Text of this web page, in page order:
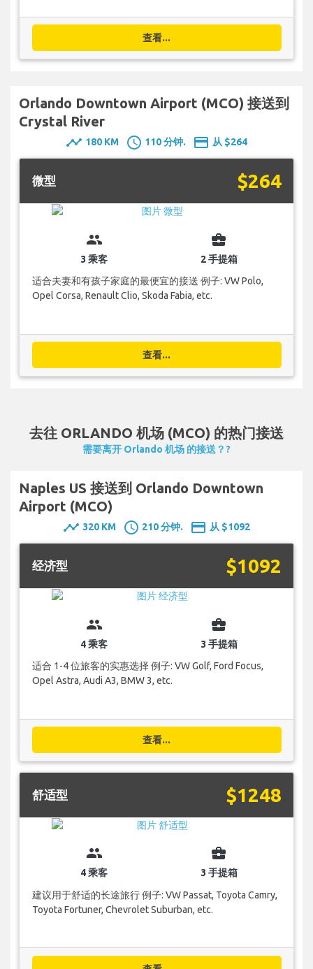
查看...
Orlando Downtown Airport (MCO) 接送到
Crystal River
timeline 180 KM schedule 110 分钟. payment 从 $264
微型 $264
group
3 乘客
business_center
2 手提箱
适合夫妻和有孩子家庭的最便宜的接送 例子: VW Polo,
Opel Corsa, Renault Clio, Skoda Fabia, etc.
查看...
去往 ORLANDO 机场 (MCO) 的热门接送
需要离开 Orlando 机场 的接送？?
Naples US 接送到 Orlando Downtown
Airport (MCO)
timeline 320 KM schedule 210 分钟. payment 从 $1092
经济型 $1092
group
4 乘客
business_center
3 手提箱
适合 1-4 位旅客的实惠选择 例子: VW Golf, Ford Focus,
Opel Astra, Audi A3, BMW 3, etc.
查看...
舒适型 $1248
group
4 乘客
business_center
3 手提箱
建议用于舒适的长途旅行 例子: VW Passat, Toyota Camry,
Toyota Fortuner, Chevrolet Suburban, etc.